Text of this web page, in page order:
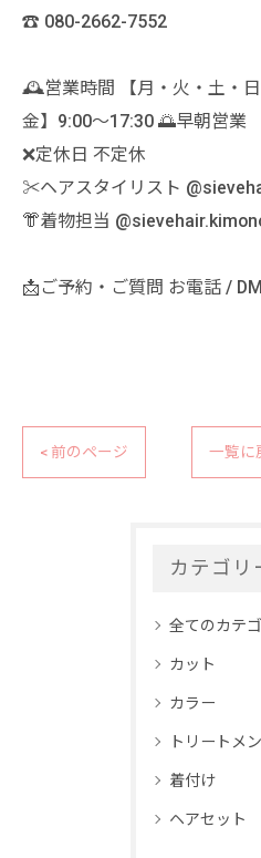
☎️ 080-2662-7552
🕰営業時間 【月・火・土・日
金】9:00〜17:30 🌅早朝営業
❌定休日 不定休
✂️ヘアスタイリスト
👘着物担当
📩ご予約・ご質問 お電話 /
< 前のページ 一覧に
カテゴリ
全てのカテ
カット
カラー
トリートメ
着付け
ヘアセット